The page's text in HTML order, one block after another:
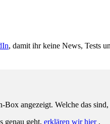
, damit ihr keine News, Tests
angezeigt. Welche das
genau geht, erklären wir hier .